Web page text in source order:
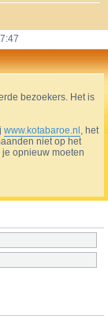
bezoekers. Het is
www.kotabaroe.nl , het
niet op het
opnieuw moeten